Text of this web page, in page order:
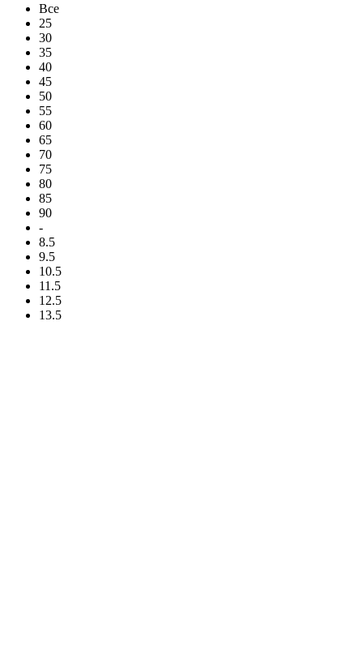
Все
25
30
35
40
45
50
55
60
65
70
75
80
85
90
-
8.5
9.5
10.5
11.5
12.5
13.5